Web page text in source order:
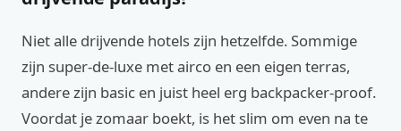
Niet alle drijvende hotels zijn hetzelfde. Sommige
zijn super-de-luxe met airco en een eigen terras,
andere zijn basic en juist heel erg backpacker-proof.
Voordat je zomaar boekt, is het slim om even na te